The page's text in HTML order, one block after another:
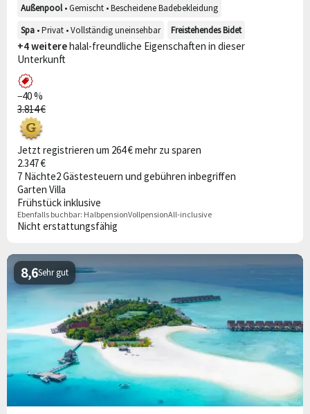
Außenpool• Gemischt • Bescheidene Badebekleidung
Spa • Privat • Vollständig uneinsehbar Freistehendes Bidet
+4 weiterehalal-freundliche Eigenschaften in dieser
Unterkunft
−40 %
3.814 €
Jetzt registrieren um 264 € mehr zu sparen
2.347 €
7 Nächte2 Gästesteuern und gebühren inbegriffen
Garten Villa
Frühstück inklusive
Ebenfalls buchbar: HalbpensionVollpensionAll-inclusive
Nicht erstattungsfähig
Sehr gut
8,6